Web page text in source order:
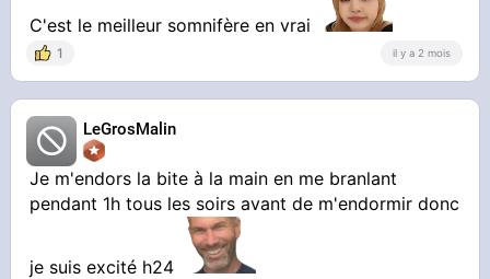
C'est le meilleur somnifère en vrai
1 il y a 2 mois
LeGrosMalin
Je m'endors la bite à la main en me branlant
pendant 1h tous les soirs avant de m'endormir donc
je suis excité h24